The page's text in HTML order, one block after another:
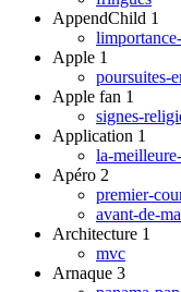
AppendChild 1
Apple 1
poursuites-
Apple fan 1
signes-
Application 1
la-
Apéro 2
premier-
avant-de-
Architecture 1
mvc
Arnaque 3